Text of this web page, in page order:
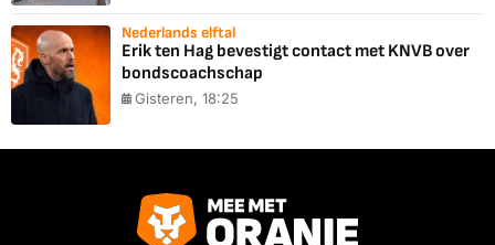
Nederlands elftal
Erik ten Hag bevestigt contact met KNVB over
bondscoachschap
Gisteren, 18:25